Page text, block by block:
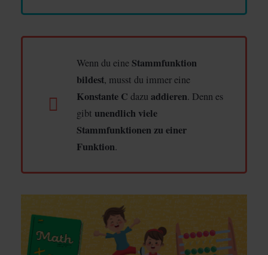
Wenn du eine Stammfunktion
bildest, musst du immer eine
Konstante C dazuaddieren. Denn es
gibt unendlich viele
Stammfunktionen zu einer
Funktion.